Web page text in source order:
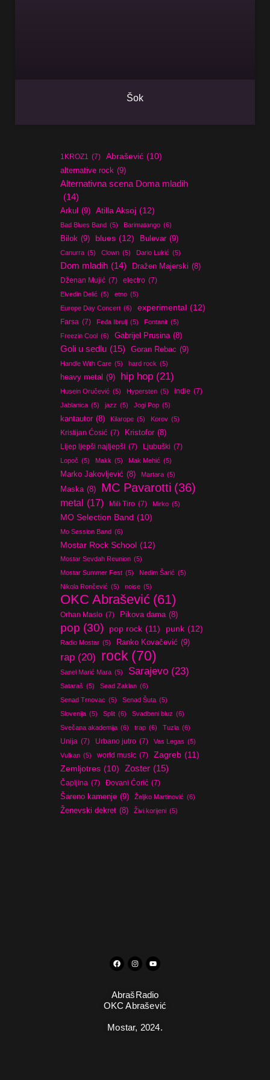
Šok
1KROZ1 (7) Abrašević (10)
alternative rock (9)
Alternativna scena Doma mladih
(14)
Arkul (9) Atilla Aksoj (12)
Bad Blues Band (5) Barimatango (6)
Bilok (9) blues (12) Bulevar (9)
Canurra (5) Clown (5) Dario Lukić (5)
Dom mladih (14) Dražen Majerski (8)
Dženan Mujić (7) electro (7)
Elvedin Delić (5) etno (5)
Europe Day Concert (6) experimental (12)
Farsa (7) Feđa Ibrulj (5) Fontanit (5)
Freezin Cool (6) Gabrijel Prusina (8)
Goli u sedlu (15) Goran Rebac (9)
Handle With Care (5) hard rock (5)
heavy metal (9) hip hop (21)
Husein Oručević (5) Hypersten (5) indie (7)
Jablanica (5) jazz (5) Jogi Pop (5)
kantautor (8) Kilarope (5) Korov (5)
Kristijan Ćosić (7) Kristofor (8)
Lijep ljepši najljepši (7) Ljubuški (7)
Lopoč (5) Makk (5) Mak Mehić (5)
Marko Jakovljević (8) Martara (5)
Maska (8) MC Pavarotti (36)
metal (17) Mili Tiro (7) Mirko (5)
MO Selection Band (10)
Mo Session Band (6)
Mostar Rock School (12)
Mostar Sevdah Reunion (5)
Mostar Summer Fest (5) Nedim Šarić (5)
Nikola Rončević (5) noise (5)
OKC Abrašević (61)
Orhan Maslo (7) Pikova dama (8)
pop (30) pop rock (11) punk (12)
Radio Mostar (5) Ranko Kovačević (9)
rap (20) rock (70)
Sanel Marić Mara (5) Sarajevo (23)
Sataraš (5) Sead Zaklan (6)
Senad Trnovac (5) Senad Šuta (5)
Slovenija (5) Split (6) Svadbeni bluz (6)
Svečana akademija (6) trap (6) Tuzla (6)
Unija (7) Urbano jutro (7) Vas Legas (5)
Vulkan (5) world music (7) Zagreb (11)
Zemljotres (10) Zoster (15)
Čapljina (7) Đovani Ćorić (7)
Šareno kamenje (9) Željko Martinović (6)
Ženevski dekret (8) Živi korijeni (5)
AbrašRadio
OKC Abrašević
Mostar, 2024.